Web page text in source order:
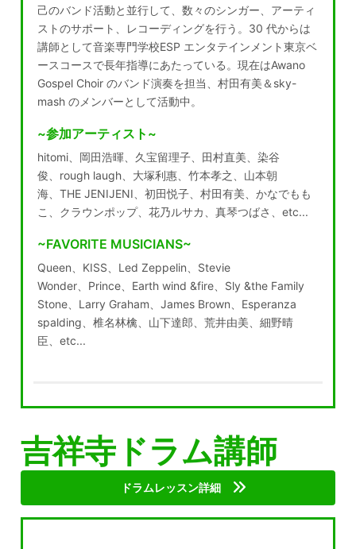
己のバンド活動と並行して、数々のシンガー、アーティ
ス トのサポート、レコーディングを行う。 30 代からは
講師として音楽専門学校ESP エンタテインメント東京ベ
ースコースで長年指導にあたっている。 現在はAwano
Gospel Choir のバンド演奏を担当、村田有美＆sky-
mash のメンバーとして活動中。
~参加アーティスト~
hitomi、岡田浩暉、久宝留理子、田村直美、染谷
俊、 rough laugh、大塚利惠、 竹本孝之、山本朝
海、 THE JENIJENI、初田悦子、村田有美、かなでもも
こ、 クラウンポップ、花乃ルサカ、真琴つばさ、 etc...
~FAVORITE MUSICIANS~
Queen、 KISS、 Led Zeppelin、 Stevie
Wonder、 Prince、 Earth wind &fire、 Sly &the Family
Stone、 Larry Graham、 James Brown、 Esperanza
spalding、椎名林檎、山下達郎、荒井由美、細野晴
臣、 etc...
吉祥寺ドラム講師
ドラムレッスン詳細